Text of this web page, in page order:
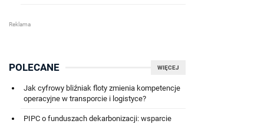
WIĘCEJ
POLECANE
Jak cyfrowy bliźniak floty zmienia kompetencje
operacyjne w transporcie i logistyce?
PIPC o funduszach dekarbonizacji: wsparcie